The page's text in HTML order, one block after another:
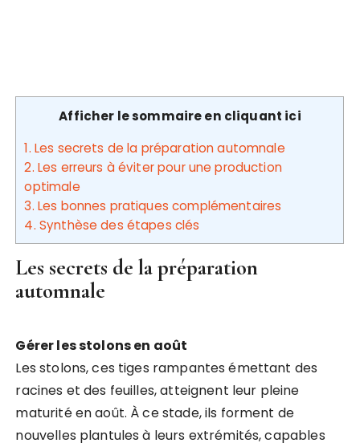
Afficher le sommaire en cliquant ici
1. Les secrets de la préparation automnale
2. Les erreurs à éviter pour une production
optimale
3. Les bonnes pratiques complémentaires
4. Synthèse des étapes clés
Les secrets de la préparation
automnale
Gérer les stolons en août
Les stolons, ces tiges rampantes émettant des
racines et des feuilles, atteignent leur pleine
maturité en août. À ce stade, ils forment de
nouvelles plantules à leurs extrémités, capables